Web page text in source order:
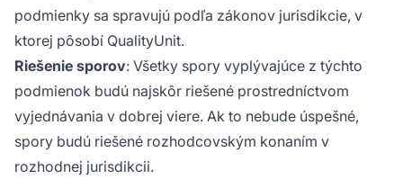
podmienky sa spravujú podľa zákonov jurisdikcie, v
ktorej pôsobí QualityUnit.
Riešenie sporov: Všetky spory vyplývajúce z týchto
podmienok budú najskôr riešené prostredníctvom
vyjednávania v dobrej viere. Ak to nebude úspešné,
spory budú riešené rozhodcovským konaním v
rozhodnej jurisdikcii.